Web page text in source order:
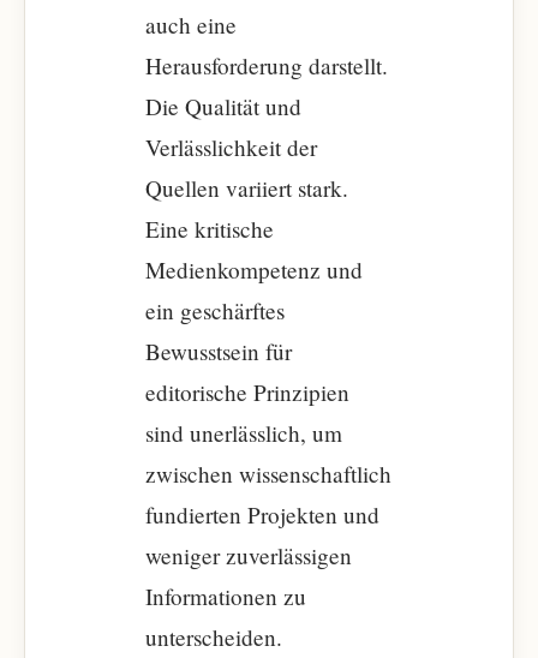
auch eine
Herausforderung darstellt.
Die Qualität und
Verlässlichkeit der
Quellen variiert stark.
Eine kritische
Medienkompetenz und
ein geschärftes
Bewusstsein für
editorische Prinzipien
sind unerlässlich, um
zwischen wissenschaftlich
fundierten Projekten und
weniger zuverlässigen
Informationen zu
unterscheiden.